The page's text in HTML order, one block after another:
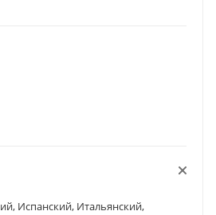
Испанский, Итальянский,